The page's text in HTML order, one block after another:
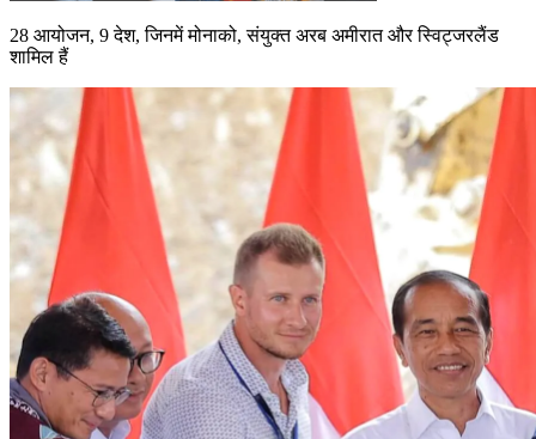
28 आयोजन, 9 देश, जिनमें मोनाको, संयुक्त अरब अमीरात और स्विट्जरलैंड
शामिल हैं